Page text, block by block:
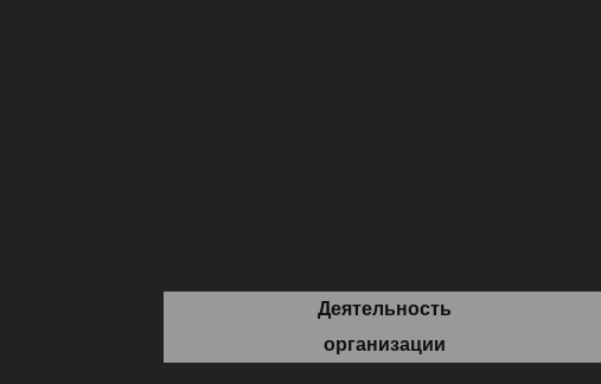
Деятельность
организации